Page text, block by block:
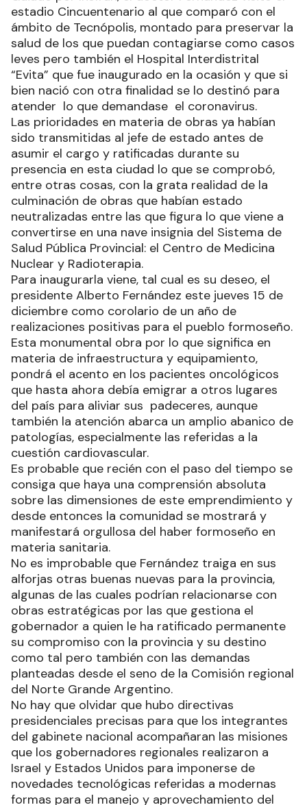
estadio Cincuentenario al que comparó con el
ámbito de Tecnópolis, montado para preservar la
salud de los que puedan contagiarse como casos
leves pero también el Hospital Interdistrital
“Evita” que fue inaugurado en la ocasión y que si
bien nació con otra finalidad se lo destinó para
atender lo que demandase el coronavirus.
Las prioridades en materia de obras ya habían
sido transmitidas al jefe de estado antes de
asumir el cargo y ratificadas durante su
presencia en esta ciudad lo que se comprobó,
entre otras cosas, con la grata realidad de la
culminación de obras que habían estado
neutralizadas entre las que figura lo que viene a
convertirse en una nave insignia del Sistema de
Salud Pública Provincial: el Centro de Medicina
Nuclear y Radioterapia.
Para inaugurarla viene, tal cual es su deseo, el
presidente Alberto Fernández este jueves 15 de
diciembre como corolario de un año de
realizaciones positivas para el pueblo formoseño.
Esta monumental obra por lo que significa en
materia de infraestructura y equipamiento,
pondrá el acento en los pacientes oncológicos
que hasta ahora debía emigrar a otros lugares
del país para aliviar sus padeceres, aunque
también la atención abarca un amplio abanico de
patologías, especialmente las referidas a la
cuestión cardiovascular.
Es probable que recién con el paso del tiempo se
consiga que haya una comprensión absoluta
sobre las dimensiones de este emprendimiento y
desde entonces la comunidad se mostrará y
manifestará orgullosa del haber formoseño en
materia sanitaria.
No es improbable que Fernández traiga en sus
alforjas otras buenas nuevas para la provincia,
algunas de las cuales podrían relacionarse con
obras estratégicas por las que gestiona el
gobernador a quien le ha ratificado permanente
su compromiso con la provincia y su destino
como tal pero también con las demandas
planteadas desde el seno de la Comisión regional
del Norte Grande Argentino.
No hay que olvidar que hubo directivas
presidenciales precisas para que los integrantes
del gabinete nacional acompañaran las misiones
que los gobernadores regionales realizaron a
Israel y Estados Unidos para imponerse de
novedades tecnológicas referidas a modernas
formas para el manejo y aprovechamiento del